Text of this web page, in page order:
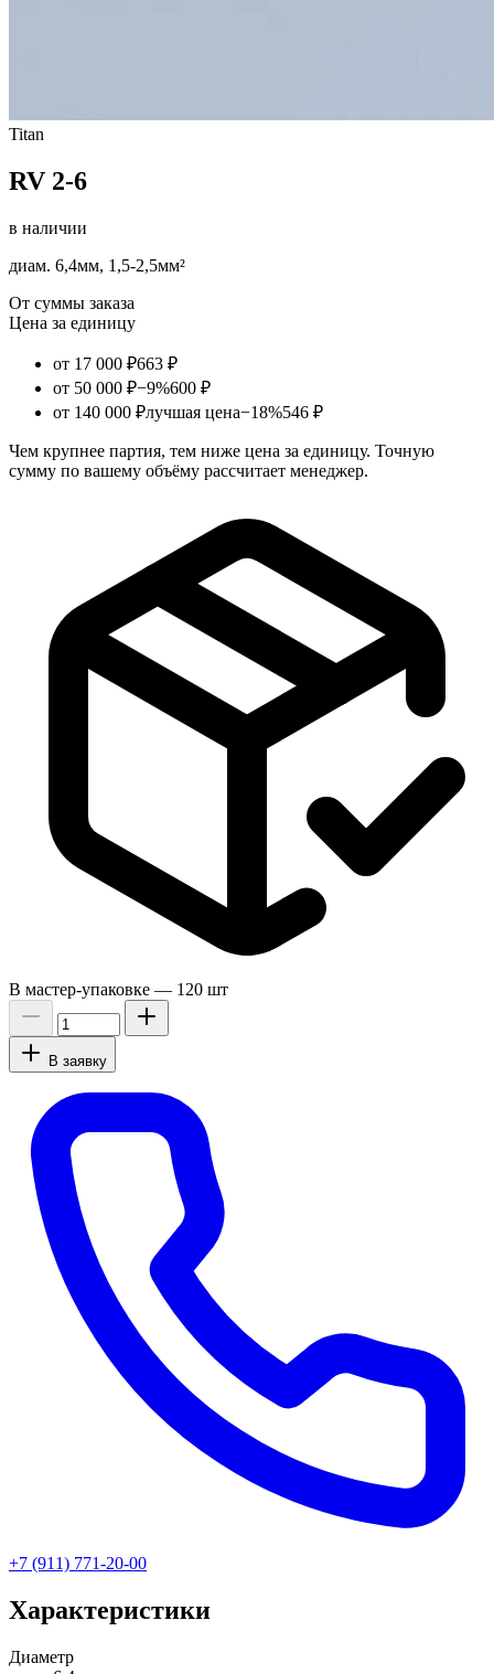
Titan
RV 2-6
в наличии
диам. 6,4мм, 1,5-2,5мм²
От суммы заказа
Цена за единицу
от 17 000 ₽663 ₽
от 50 000 ₽−9%600 ₽
от 140 000 ₽лучшая цена−18%546 ₽
Чем крупнее партия, тем ниже цена за единицу. Точную
сумму по вашему объёму рассчитает менеджер.
В мастер-упаковке — 120 шт
В заявку
+7 (911) 771-20-00
Характеристики
Диаметр